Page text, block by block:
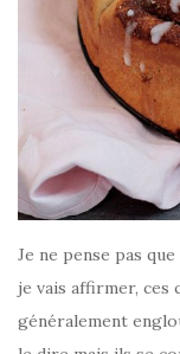
Je ne pense pas
je vais affirmer, ces
généralement